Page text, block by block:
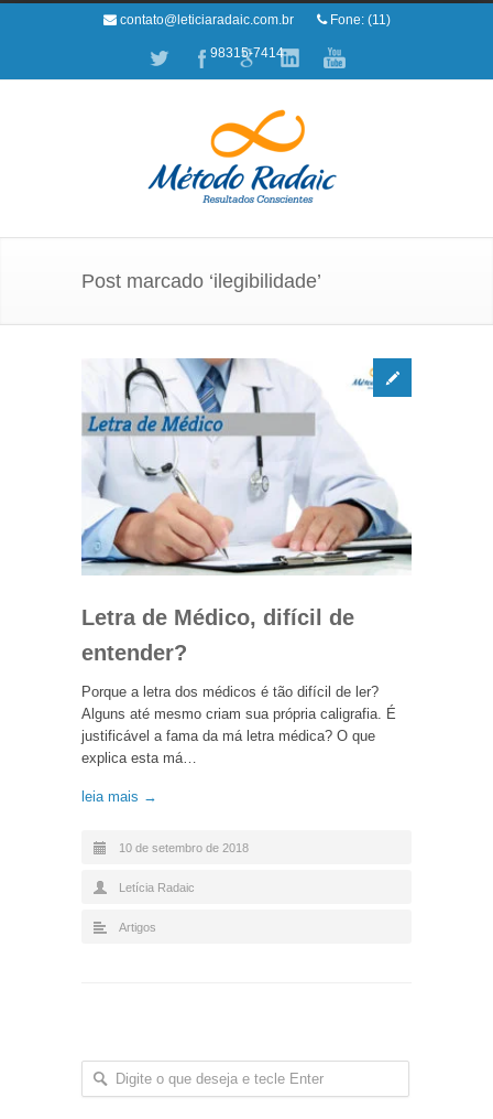
contato@leticiaradaic.com.br Fone: (11)
98315-7414
Post marcado ‘ilegibilidade’
Letra de Médico, difícil de
entender?
Porque a letra dos médicos é tão difícil de ler?
Alguns até mesmo criam sua própria caligrafia. É
justificável a fama da má letra médica? O que
explica esta má…
leia mais →
10 de setembro de 2018
Letícia Radaic
Artigos